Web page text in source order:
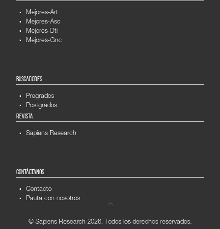
Mejores-Art
Mejores-Asc
Mejores-Dti
Mejores-Gnc
BUSCADORES
Pregrados
Postgrados
REVISTA
Sapiens Research
CONTÁCTANOS
Contacto
Pauta con nosotros
© Sapiens Research 2026. Todos los derechos reservados.